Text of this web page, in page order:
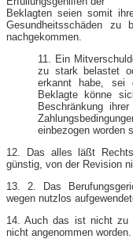
Beklagten seien somit
Gesundheitsschäden zu
nachgekommen.
11. Ein
zu stark belastet
erkannt habe, sei
Beklagte könne
Beschränkung
einbezogen worden
12. Das alles läßt
günstig, von der Revision
13. 2. Das
wegen nutzlos
14. Auch das ist nicht zu
nicht angenommen worden.